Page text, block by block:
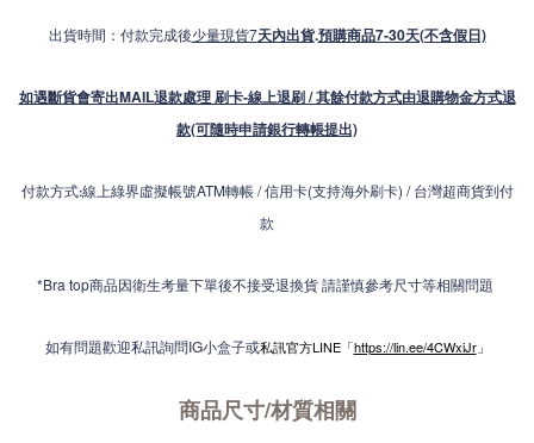
出貨時間：付款完成後少量現貨7天內出貨.預購商品7-30天(不含假日)
如遇斷貨會寄出MAIL退款處理 刷卡-線上退刷 / 其餘付款方式由退購物金方式退
款(可隨時申請銀行轉帳提出)
付款方式:線上綠界虛擬帳號ATM轉帳 / 信用卡(支持海外刷卡) / 台灣超商貨到付
款
*Bra top商品因衛生考量下單後不接受退換貨 請謹慎參考尺寸等相關問題
如有問題歡迎私訊詢問IG小盒子或私訊官方LINE「https://lin.ee/4CWxiJr」
商品尺寸/材質相關